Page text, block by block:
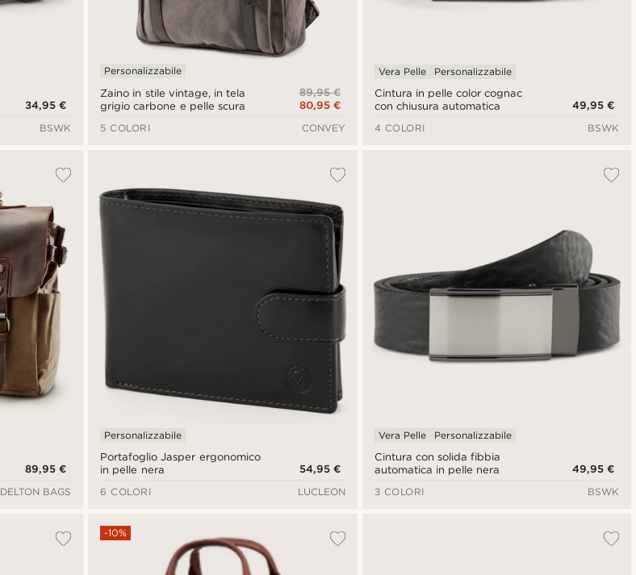
34,95 €
BSWK
Zaino in stile vintage, in tela
grigio carbone e pelle scura
Personalizzabile
89,95 €
80,95 €
5 COLORI
CONVEY
Cintura in pelle color cognac
con chiusura automatica
Vera Pelle Personalizzabile
49,95 €
4 COLORI
BSWK
89,95 €
DELTON BAGS
Portafoglio Jasper ergonomico
in pelle nera
Personalizzabile
54,95 €
6 COLORI
LUCLEON
Cintura con solida fibbia
automatica in pelle nera
Vera Pelle Personalizzabile
49,95 €
3 COLORI
BSWK
-10%